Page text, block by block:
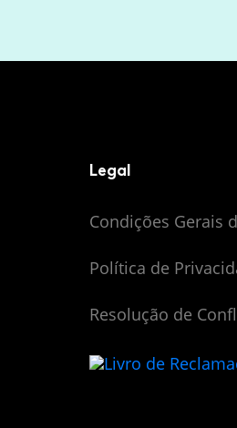
Legal
Condições Gerais
Política de
Resolução de